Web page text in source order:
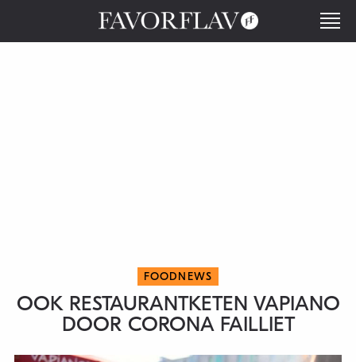
FOODNEWS
OOK RESTAURANTKETEN VAPIANO
DOOR CORONA FAILLIET